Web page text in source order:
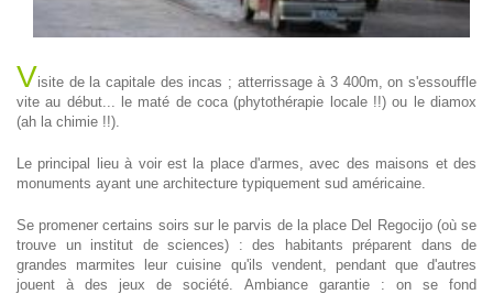
Visite de la capitale des incas ; atterrissage à 3 400m, on s'essouffle
vite au début... le maté de coca (phytothérapie locale !!) ou le diamox
(ah la chimie !!).
Le principal lieu à voir est la place d'armes, avec des maisons et des
monuments ayant une architecture typiquement sud américaine.
Se promener certains soirs sur le parvis de la place Del Regocijo (où se
trouve un institut de sciences) : des habitants préparent dans de
grandes marmites leur cuisine qu'ils vendent, pendant que d'autres
jouent à des jeux de société. Ambiance garantie : on se fond